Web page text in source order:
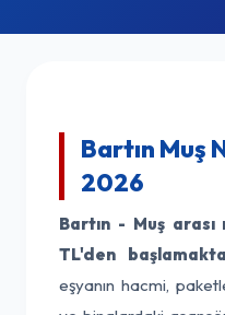
Bartın Muş
2026
Bartın - Muş
TL'den
eşyanın hacmi,